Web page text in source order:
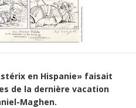
en Hispanie» faisait
de la dernière vacation
Maghen.